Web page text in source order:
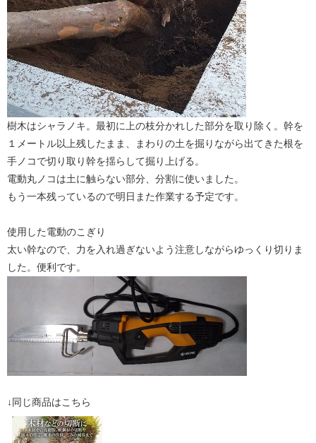
樹木はシャラノキ。最初に上の枝分かれした部分を取り除く。幹を
１メートル以上残したまま、まわりの土を掘りながら出てきた根を
手ノコで切り取り幹を揺らして掘り上げる。
電動丸ノコは土に触らない部分、分割に使いました。
もう一本残っているので明日また作業する予定です。
使用した電動のこぎり
太い幹なので、力を入れ過ぎないよう注意しながらゆっくり切りま
した。便利です。
↓同じ商品はこちら